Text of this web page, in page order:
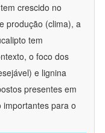
crescido no
produção (clima), a
tem
o foco dos
e lignina
presentes em
para o